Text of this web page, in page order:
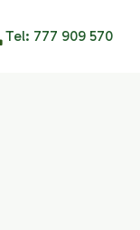
Tel: 777 909 570